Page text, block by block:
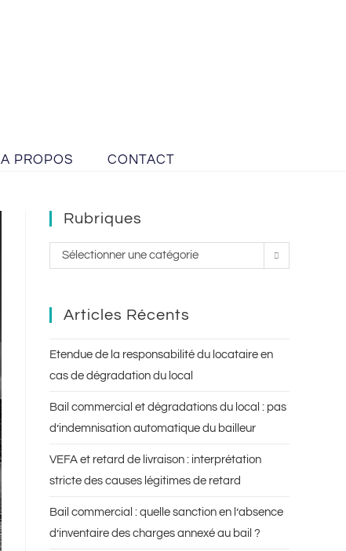
A PROPOS CONTACT
Rubriques
Sélectionner une catégorie
Articles Récents
Etendue de la responsabilité du locataire en
cas de dégradation du local
Bail commercial et dégradations du local : pas
d’indemnisation automatique du bailleur
VEFA et retard de livraison : interprétation
stricte des causes légitimes de retard
Bail commercial : quelle sanction en l’absence
d’inventaire des charges annexé au bail ?